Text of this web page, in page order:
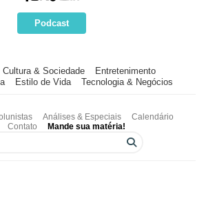
Podcast
Cultura & Sociedade
Entretenimento
Estilo de Vida Tecnologia & Negócios
Análises & Especiais
Calendário
Contato Mande sua matéria!